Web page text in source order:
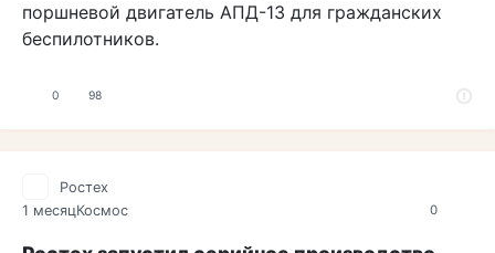
поршневой двигатель АПД-13 для гражданских
беспилотников.
0 98
0
Ростех
1 месяцКосмос